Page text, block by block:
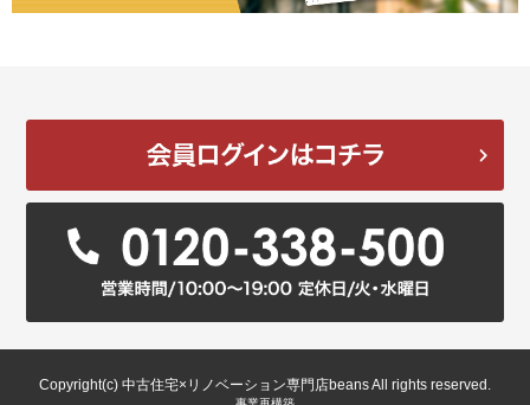
Copyright(c) 中古住宅×リノベーション専門店beans All rights reserved.